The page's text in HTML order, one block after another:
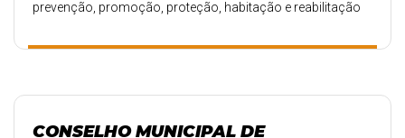
prevenção, promoção, proteção, habitação e reabilitação
portador de necessidade especial.
CONSELHO MUNICIPAL DE